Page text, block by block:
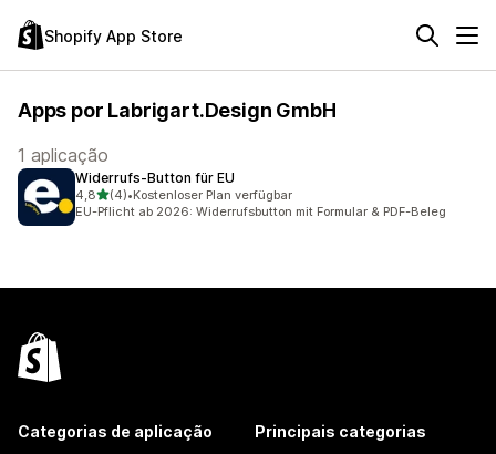
Shopify App Store
Apps por Labrigart.Design GmbH
1 aplicação
Widerrufs‑Button für EU
4,8de 5 estrelas
(4)
4 total de avaliações
•Kostenloser Plan verfügbar
EU-Pflicht ab 2026: Widerrufsbutton mit Formular & PDF-Beleg
Categorias de aplicação Principais categorias